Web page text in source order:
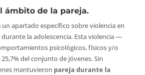
ámbito de la pareja.
apartado específico sobre violencia en
la adolescencia. Esta violencia —
psicológicos, físicos y/o
del conjunto de jóvenes. Sin
mantuvieron pareja durante la